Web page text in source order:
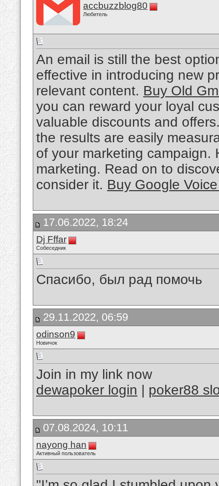
accbuzzblog80
Любитель
An email is still the best
effective in introducing new
relevant content. Buy Old
you can reward your loyal
valuable discounts and
the results are easily
of your marketing campaign.
marketing. Read on to
consider it. Buy Google
17.06.2022, 18:24
Dj Fffar
Собеседник
Спасибо, был рад помочь
29.11.2022, 06:59
odinson9
Новичок
Join in my link now
dewapoker login | poker88
07.08.2024, 10:11
nayong han
Активный пользователь